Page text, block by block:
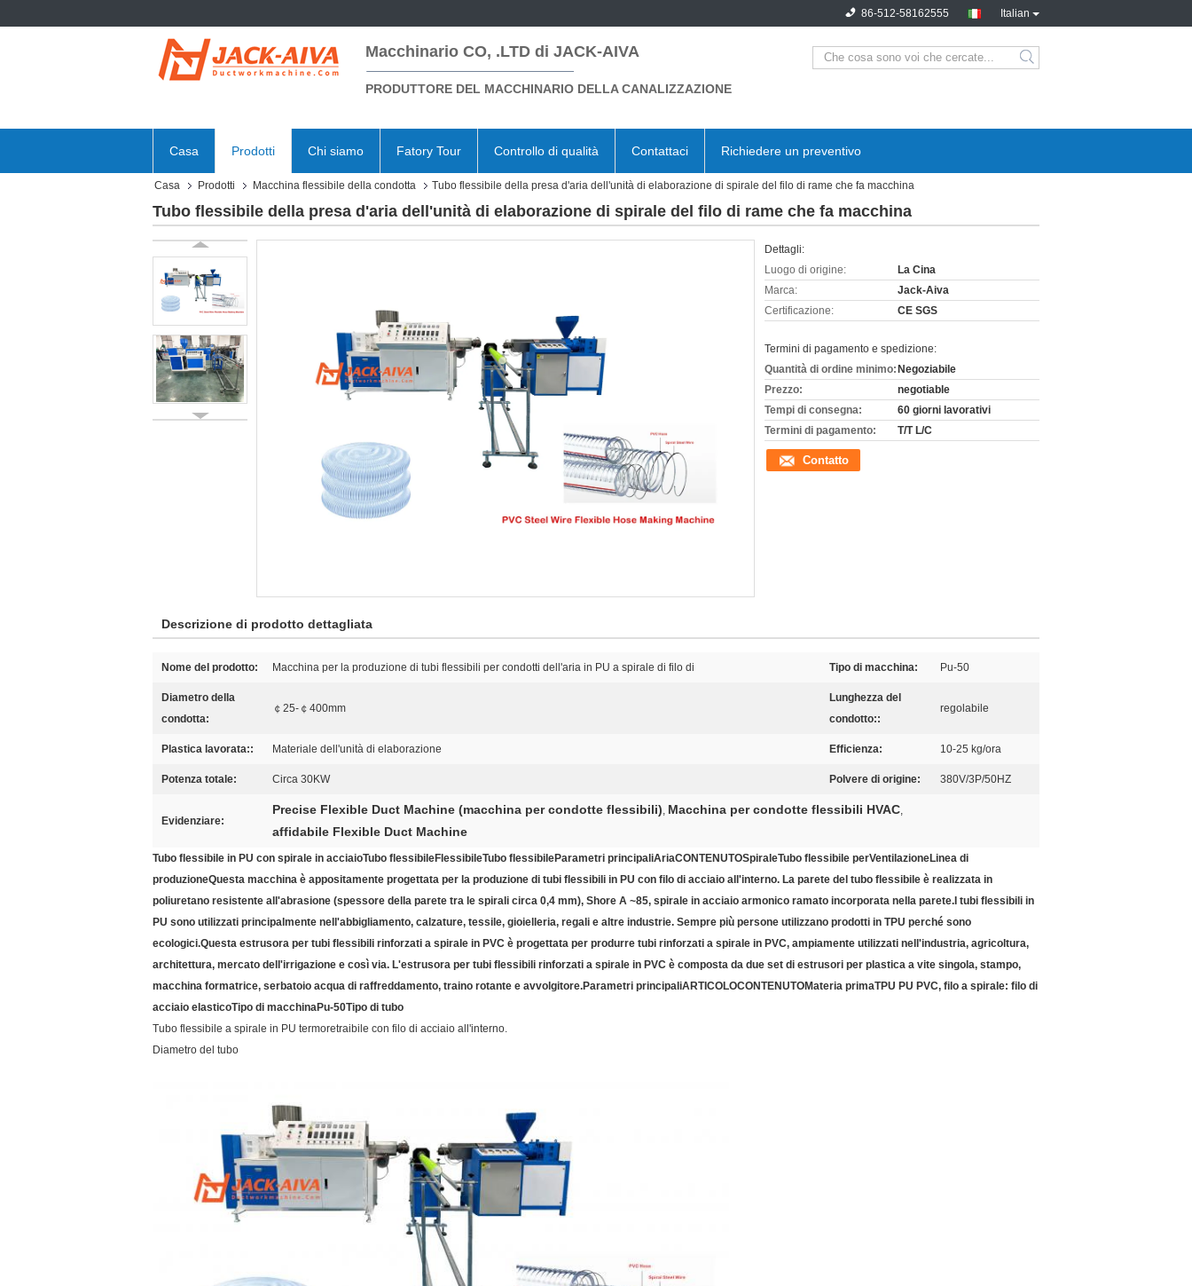
Italian
86-512-58162555
Macchinario CO, .LTD di JACK-AIVA
PRODUTTORE DEL MACCHINARIO DELLA CANALIZZAZIONE
Casa Prodotti Chi siamo Fatory Tour Controllo di qualità Contattaci Richiedere un preventivo
Casa Prodotti Macchina flessibile della condotta Tubo flessibile della presa d'aria dell'unità di elaborazione di spirale del filo di rame che fa macchina
Tubo flessibile della presa d'aria dell'unità di elaborazione di spirale del filo di rame che fa macchina
Dettagli:
Luogo di origine:
La Cina
Marca:
Jack-Aiva
Certificazione:
CE SGS
Termini di pagamento e spedizione:
Quantità di ordine minimo: Negoziabile
Prezzo:
negotiable
Tempi di consegna:
60 giorni lavorativi
Termini di pagamento:
T/T L/C
Contatto
Descrizione di prodotto dettagliata
Nome del prodotto: Macchina per la produzione di tubi flessibili per condotti dell'aria in PU a spirale di filo di Tipo di macchina: Pu-50
Diametro della
condotta:
￠25-￠400mm
Lunghezza del
condotto::
regolabile
Plastica lavorata:: Materiale dell'unità di elaborazione Efficienza: 10-25 kg/ora
Potenza totale: Circa 30KW Polvere di origine: 380V/3P/50HZ
Evidenziare:
Precise Flexible Duct Machine (macchina per condotte flessibili), Macchina per condotte flessibili HVAC,
affidabile Flexible Duct Machine
Tubo flessibile in PU con spirale in acciaioTubo flessibileFlessibileTubo flessibileParametri principaliAriaCONTENUTOSpiraleTubo flessibile perVentilazioneLinea di
produzioneQuesta macchina è appositamente progettata per la produzione di tubi flessibili in PU con filo di acciaio all'interno. La parete del tubo flessibile è realizzata in
poliuretano resistente all'abrasione (spessore della parete tra le spirali circa 0,4 mm), Shore A ~85, spirale in acciaio armonico ramato incorporata nella parete. I tubi flessibili in
PU sono utilizzati principalmente nell'abbigliamento, calzature, tessile, gioielleria, regali e altre industrie. Sempre più persone utilizzano prodotti in TPU perché sono
ecologici.Questa estrusora per tubi flessibili rinforzati a spirale in PVC è progettata per produrre tubi rinforzati a spirale in PVC, ampiamente utilizzati nell'industria, agricoltura,
architettura, mercato dell'irrigazione e così via. L'estrusora per tubi flessibili rinforzati a spirale in PVC è composta da due set di estrusori per plastica a vite singola, stampo,
macchina formatrice, serbatoio acqua di raffreddamento, traino rotante e avvolgitore.Parametri principaliARTICOLOCONTENUTOMateria primaTPU PU PVC, filo a spirale: filo di
acciaio elasticoTipo di macchinaPu-50Tipo di tubo
Tubo flessibile a spirale in PU termoretraibile con filo di acciaio all'interno.
Diametro del tubo